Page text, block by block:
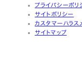
プライバシーポリ
サイトポリシー
カスタマーハラス
サイトマップ